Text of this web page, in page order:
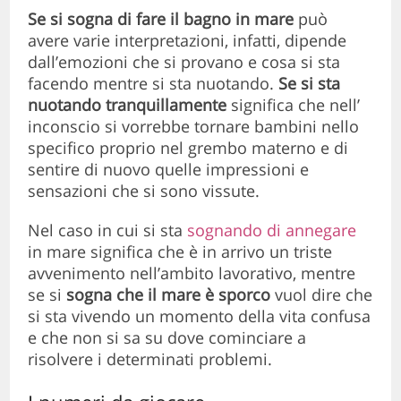
Se si sogna di fare il bagno in mare può
avere varie interpretazioni, infatti, dipende
dall’emozioni che si provano e cosa si sta
facendo mentre si sta nuotando. Se si sta
nuotando tranquillamente significa che nell’
inconscio si vorrebbe tornare bambini nello
specifico proprio nel grembo materno e di
sentire di nuovo quelle impressioni e
sensazioni che si sono vissute.
Nel caso in cui si sta sognando di annegare
in mare significa che è in arrivo un triste
avvenimento nell’ambito lavorativo, mentre
se si sogna che il mare è sporcovuol dire che
si sta vivendo un momento della vita confusa
e che non si sa su dove cominciare a
risolvere i determinati problemi.